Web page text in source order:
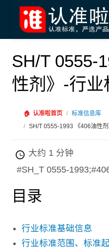
SH/T 0555-
性剂》-行业
🏠 认准啦首页 / 标准信息库
/ SH/T 0555-1993 《406油性
大约 1 分钟
#SH_T 0555-
目录
行业标准基础信息
行业标准范围、标准